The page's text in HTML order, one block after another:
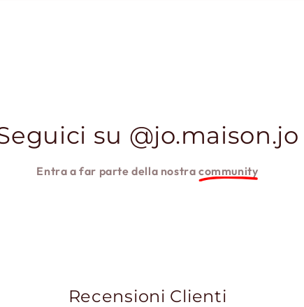
su @jo.maison.jo
Entra a far parte della nostracommunity
Recensioni Clienti